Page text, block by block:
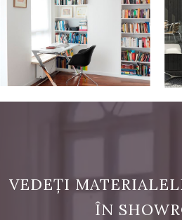
VEDEȚI
ÎN